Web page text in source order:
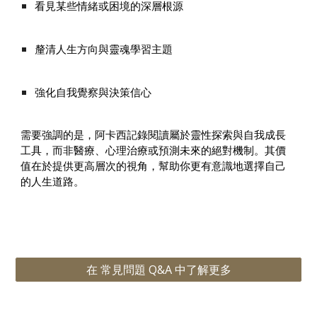
看見某些情緒或困境的深層根源
釐清人生方向與靈魂學習主題
強化自我覺察與決策信心
需要強調的是，阿卡西記錄閱讀屬於靈性探索與自我成長
工具，而非醫療、心理治療或預測未來的絕對機制。其價
值在於提供更高層次的視角，幫助你更有意識地選擇自己
的人生道路。
在 常見問題 Q&A 中了解更多